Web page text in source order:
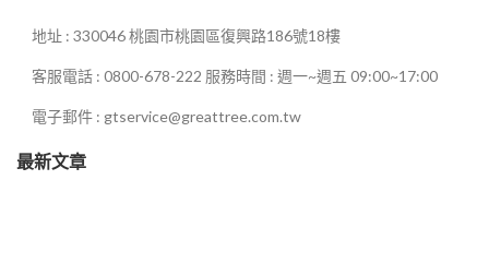
地址 : 330046 桃園市桃園區復興路186號18樓
客服電話 : 0800-678-222 服務時間 : 週一~週五 09:00~17:00
電子郵件 : gtservice@greattree.com.tw
最新文章